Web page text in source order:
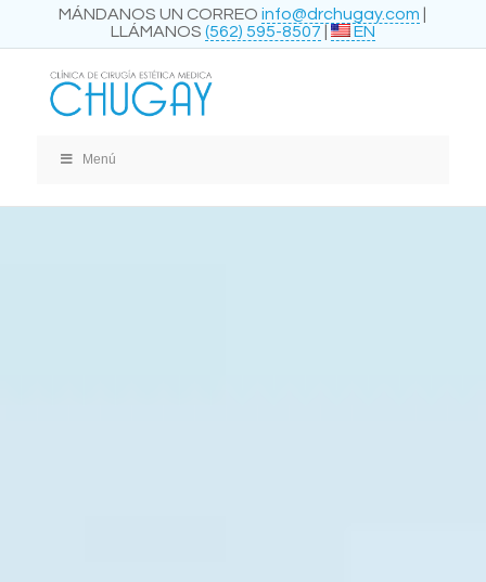
MÁNDANOS UN CORREOinfo@drchugay.com
LLÁMANOS (562) 595-8507 EN
Menú